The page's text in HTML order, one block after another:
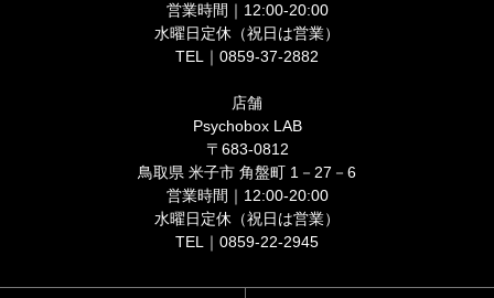
営業時間｜12:00-20:00
水曜日定休（祝日は営業）
TEL｜0859-37-2882
店舗
Psychobox LAB
〒683-0812
鳥取県 米子市 角盤町 1－27－6
営業時間｜12:00-20:00
水曜日定休（祝日は営業）
TEL｜0859-22-2945